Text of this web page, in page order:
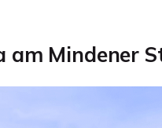
am Mindener